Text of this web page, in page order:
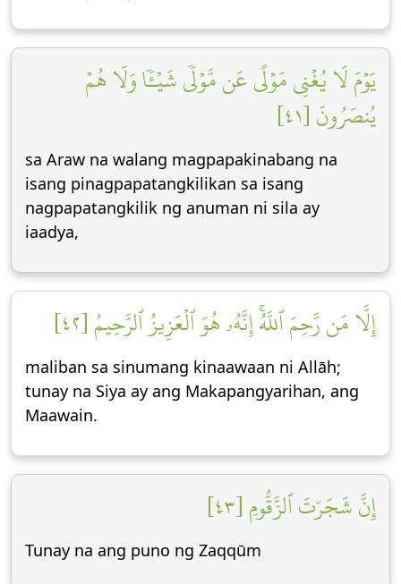
يَوۡمَ لَا يُغۡنِي مَوۡلًى عَن مَّوۡلٗى شَيۡـٔٗا وَلَا هُمۡ
يُنصَرُونَ [٤١]
sa Araw na walang magpapakinabang na
isang pinagpapatangkilikan sa isang
nagpapatangkilik ng anuman ni sila ay
iaadya,
إِلَّا مَن رَّحِمَ ٱللَّهُۚ إِنَّهُۥ هُوَ ٱلۡعَزِيزُ ٱلرَّحِيمُ [٤٢]
maliban sa sinumang kinaawaan ni Allāh;
tunay na Siya ay ang Makapangyarihan, ang
Maawain.
إِنَّ شَجَرَتَ ٱلزَّقُّومِ [٤٣]
Tunay na ang puno ng Zaqqūm